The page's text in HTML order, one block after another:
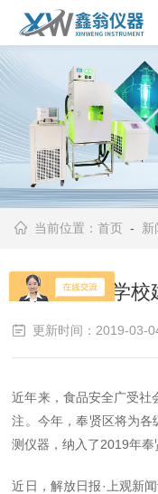
查看更多
当前位置：首页 - 新
奉贤百余所学
更新时间：2019-03-
近年来，食品安全广受社
注。今年，奉贤区将为各
测仪器，纳入了2019年奉
近日，解放日报·上观新